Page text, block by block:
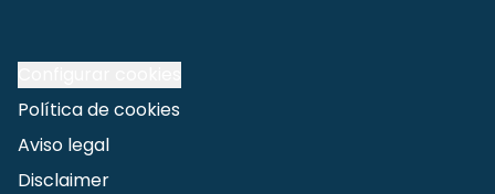
Política de cookies
Aviso legal
Disclaimer